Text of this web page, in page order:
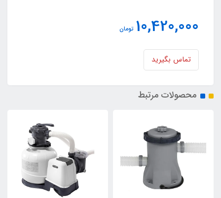
10,420,000 تومان
تماس بگیرید
محصولات مرتبط